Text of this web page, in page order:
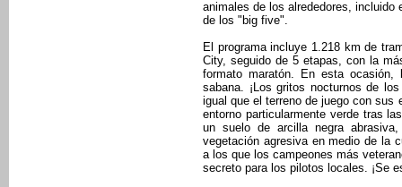
animales de los alrededores, incluido
de los "big five".
El programa incluye 1.218 km de
City, seguido de 5 etapas, con la
formato maratón. En esta
sabana. ¡Los gritos nocturnos de
igual que el terreno de juego con
entorno particularmente verde tras
un suelo de arcilla negra
vegetación agresiva en medio de la
a los que los campeones más
secreto para los pilotos locales. ¡Se